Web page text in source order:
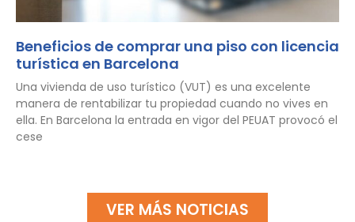
Beneficios de comprar una piso con licencia
turística en Barcelona
Una vivienda de uso turístico (VUT) es una excelente
manera de rentabilizar tu propiedad cuando no vives en
ella. En Barcelona la entrada en vigor del PEUAT provocó el
cese
VER MÁS NOTICIAS